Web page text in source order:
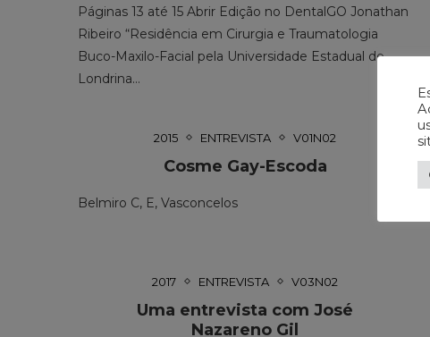
Páginas 13 até 15 Abrir Edição no DentalGO Jonathan
Ribeiro “Residência em Cirurgia e Traumatologia
Buco-Maxilo-Facial pela Universidade Estadual de
Londrina…
2015 ENTREVISTA V01N02
Cosme Gay-Escoda
Belmiro C, E, Vasconcelos
2017 ENTREVISTA V03N02
Uma entrevista com José
Nazareno Gil